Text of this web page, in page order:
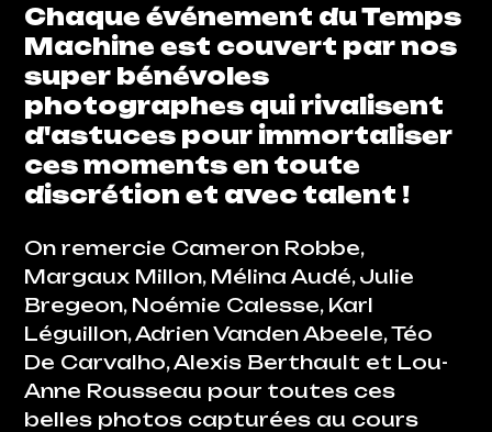
Chaque événement du Temps
Machine est couvert par nos
super bénévoles
photographes qui rivalisent
d'astuces pour immortaliser
ces moments en toute
discrétion et avec talent !
On remercie Cameron Robbe,
Margaux Millon, Mélina Audé, Julie
Bregeon, Noémie Calesse, Karl
Léguillon, Adrien Vanden Abeele, Téo
De Carvalho, Alexis Berthault et Lou-
Anne Rousseau pour toutes ces
belles photos capturées au cours